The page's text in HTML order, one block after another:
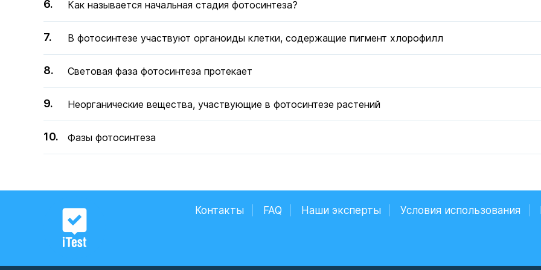
Как называется начальная стадия фотосинтеза?
В фотосинтезе участвуют органоиды клетки, содержащие пигмент хлорофилл
Световая фаза фотосинтеза протекает
Неорганические вещества, участвующие в фотосинтезе растений
Фазы фотосинтеза
Контакты FAQ Наши эксперты Условия использования